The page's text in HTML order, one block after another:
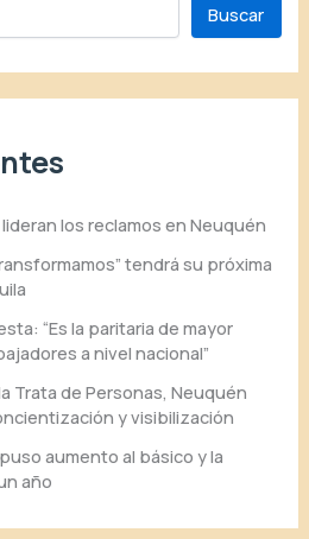
Buscar
los reclamos en Neuquén
tendrá su próxima
“Es la paritaria de mayor
a nivel nacional”
Trata de Personas, Neuquén
y visibilización
aumento al básico y la
año